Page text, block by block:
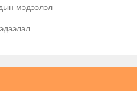
мэдээлэл